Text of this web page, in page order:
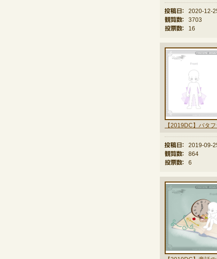
投稿日：
2020-12-
観覧数：
3703
投票数：
16
投稿日：
2019-09-
観覧数：
864
投票数：
6